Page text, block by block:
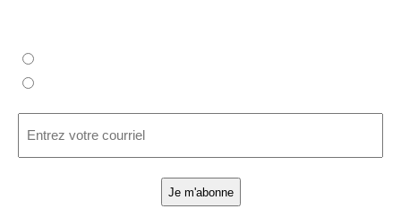
Sans
titre
(Nécessaire)
votre
courriel